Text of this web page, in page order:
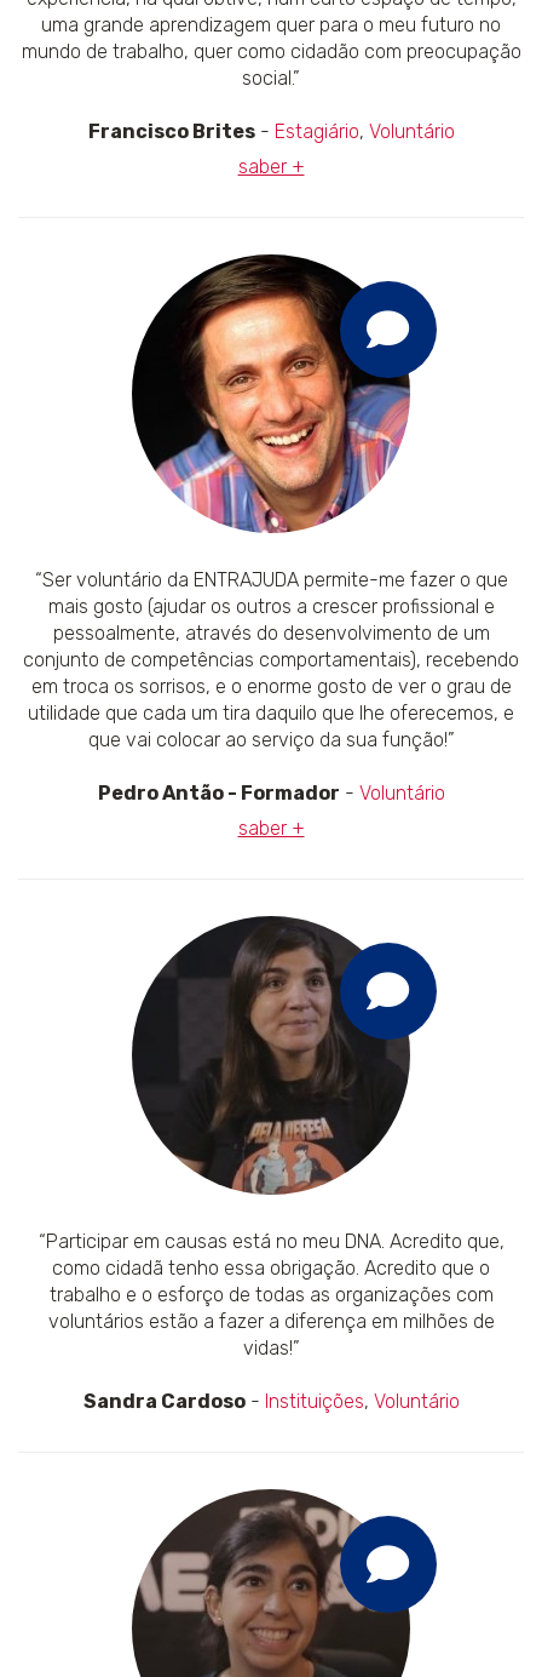
uma grande aprendizagem quer para o meu futuro no
mundo de trabalho, quer como cidadão com preocupação
social.”
Francisco Brites- Estagiário, Voluntário
saber +
“Ser voluntário da ENTRAJUDA permite-me fazer o que
mais gosto (ajudar os outros a crescer profissional e
pessoalmente, através do desenvolvimento de um
conjunto de competências comportamentais), recebendo
em troca os sorrisos, e o enorme gosto de ver o grau de
utilidade que cada um tira daquilo que lhe oferecemos, e
que vai colocar ao serviço da sua função!”
Pedro Antão - Formador - Voluntário
saber +
“Participar em causas está no meu DNA. Acredito que,
como cidadã tenho essa obrigação. Acredito que o
trabalho e o esforço de todas as organizações com
voluntários estão a fazer a diferença em milhões de
vidas!”
Sandra Cardoso- Instituições, Voluntário